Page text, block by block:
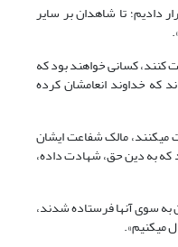
دادیم؛ تا شاهدان بر سایر
کنند، کسانی خواهند بود که
که خداوند انعامشان کرده
می‏کنند، مالک شفاعت ایشان
که به دین حق، شهادت داده،
به سوی آنها فرستاده شدند،
می‏کنیم».